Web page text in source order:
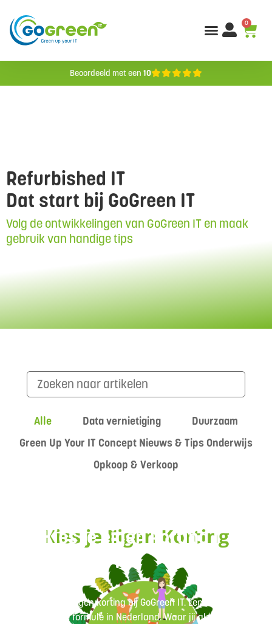
0
Beoordeeld met een 10
Refurbished IT
Dat start bij GoGreen IT
Volg de ontwikkelingen van GoGreen IT en maak
gebruik van handige tips
Alle Data vernietiging
Duurzaam
Green Up Your IT Concept Nieuws & Tips Onderwijs
Opkoop & Verkoop
Kies je eigen korting |
GoGreen IT
17/11/2024
Kies je eigen korting bij GoGreen IT. Een
unieke formule in Nederland. Waar jij als